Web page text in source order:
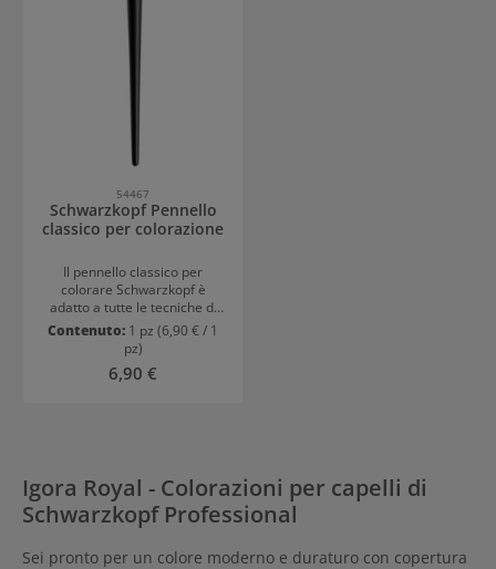
54467
Schwarzkopf Pennello
classico per colorazione
Il pennello classico per
colorare Schwarzkopf è
adatto a tutte le tecniche di
colorazione in salone. È uno
degli strumenti più importanti
per i parrucchieri.
Contenuto: 1 pz (6,90 € / 1
pz)
Prezzo normale:
6,90 €
Igora Royal - Colorazioni per capelli di
Schwarzkopf Professional
Sei pronto per un colore moderno e duraturo con copertura